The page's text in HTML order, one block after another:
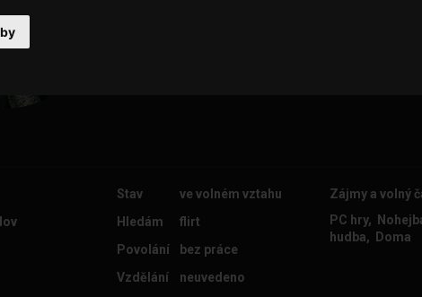
Stav
ve volném vztahu
Hledám
flirt
Povolání
bez práce
Vzdělání
neuvedeno
Zájmy a volný
PC hry,
hudba, Doma